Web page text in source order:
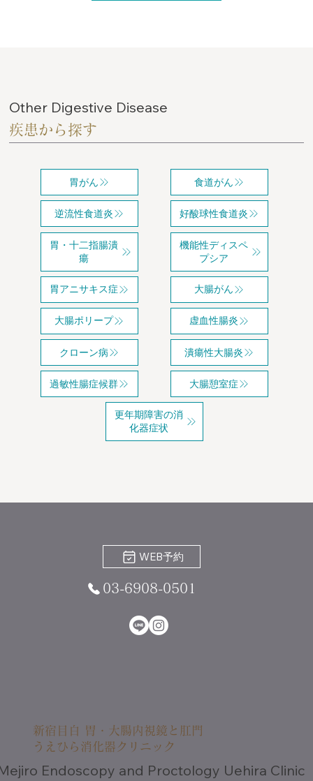
Other Digestive Disease
疾患から探す
胃がん 食道がん
逆流性食道炎 好酸球性食道炎
胃・十二指腸潰
瘍
機能性ディスペ
プシア
胃アニサキス症 大腸がん
大腸ポリープ 虚血性腸炎
クローン病 潰瘍性大腸炎
過敏性腸症候群 大腸憩室症
更年期障害の消
化器症状
03-6908-0501
WEB予約
新宿目白 胃・大腸内視鏡と肛門
うえひら消化器クリニック
Endoscopy and Proctology Uehira Clinic